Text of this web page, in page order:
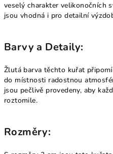
veselý charakter velikonočních
jsou vhodná i pro detailní
Barvy a Detaily:
Žlutá barva těchto kuřat
do místnosti radostnou
jsou pečlivě provedeny, aby
roztomile.
Rozměry: